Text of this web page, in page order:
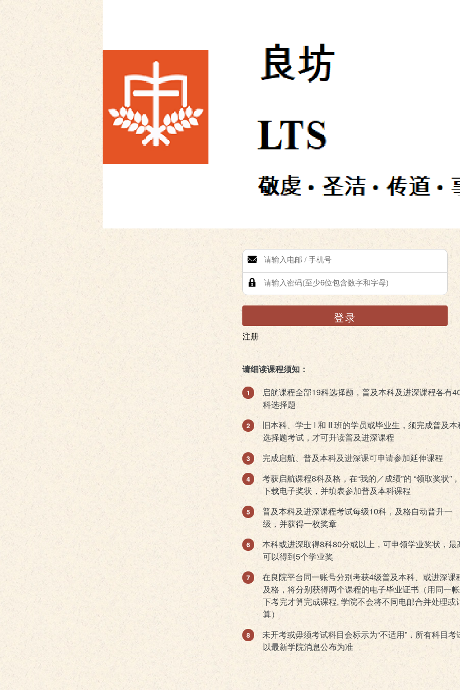
登录
注册
请细读课程须知：
启航课程全部19科选择题，普及本科及进深课程各有
科选择题
旧本科、学士 I 和 II 班的学员或毕业生，须完成普及本
选择题考试，才可升读普及进深课程
完成启航、普及本科及进深课可申请参加延伸课程
考获启航课程8科及格，在“我的／成绩”的 “领取奖状”
下载电子奖状，并填表参加普及本科课程
普及本科及进深课程考试每级10科，及格自动晋升一
级，并获得一枚奖章
本科或进深取得8科80分或以上，可申领学业奖状，最
可以得到5个学业奖
在良院平台同一账号分别考获4级普及本科、或进深课
及格，将分别获得两个课程的电子毕业证书（用同一
下考完才算完成课程, 学院不会将不同电邮合并处理或
算）
未开考或毋须考试科目会标示为“不适用”，所有科目考
以最新学院消息公布为准